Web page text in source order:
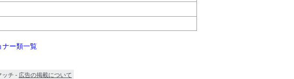
ナー類一覧
ッチ - 広告の掲載について